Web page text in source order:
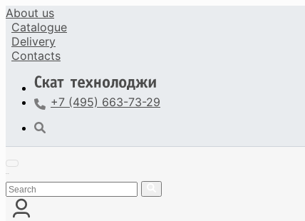
About us
Catalogue
Delivery
Contacts
+7 (495) 663-73-29